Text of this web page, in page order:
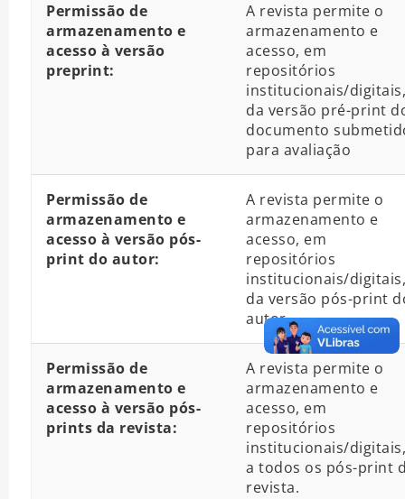
Permissão de
armazenamento e
acesso à versão
preprint:
A revista permite o
armazenamento e
acesso, em
repositórios
institucionais/digitais,
da versão pré-print
documento
para avaliação
Permissão de
armazenamento e
acesso à versão pós-
print do autor:
A revista permite o
armazenamento e
acesso, em
repositórios
institucionais/digitais,
da versão pós-print
autor
Permissão de
armazenamento e
acesso à versão pós-
prints da revista:
A revista permite o
armazenamento e
acesso, em
repositórios
institucionais/digitais,
a todos os pós-print
revista.